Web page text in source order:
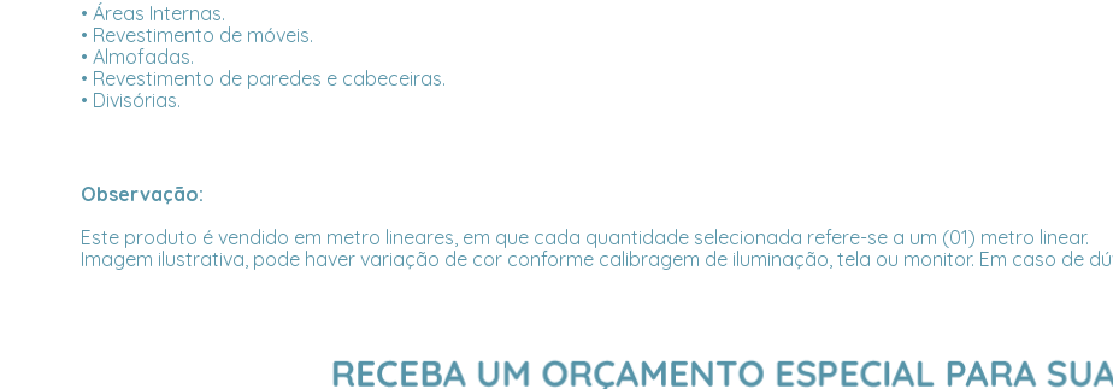
• Áreas Internas.
• Revestimento de móveis.
• Almofadas.
• Revestimento de paredes e cabeceiras.
• Divisórias.
Observação:
Este produto é vendido em metro lineares, em que cada quantidade selecionada refere-se a um (01) metro linear.
Imagem ilustrativa, pode haver variação de cor conforme calibragem de iluminação, tela ou monitor. Em caso de